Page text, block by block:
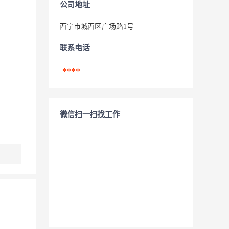
公司地址
西宁市城西区广场路1号
联系电话
****
微信扫一扫找工作